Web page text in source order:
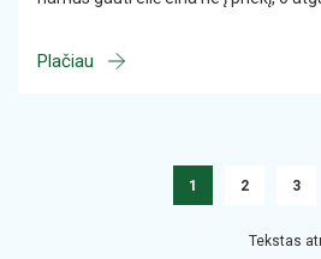
Plačiau
1 2 3
Tekstas